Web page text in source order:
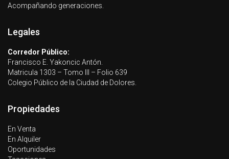
Acompañando generaciones.
Legales
Corredor Público:
Francisco E. Yakoncic Antón.
Matricula 1303 – Tomo III – Folio 639
Colegio Público de la Ciudad de Dolores.
Propiedades
En Venta
En Alquiler
Oportunidades